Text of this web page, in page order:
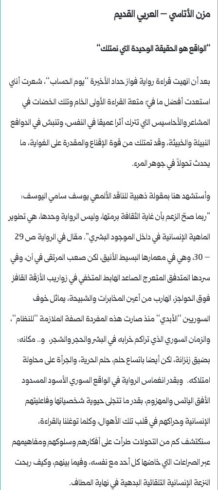
مزن الأتاسي – العربي القديم
‘‘الواقع هو الحقيقة الوحيدة التي نمتلك‘‘
بعد أن انهيت قراءة رواية فواز حداد الأخيرة ‘‘يوم الحساب‘‘، شعرت أنني
استعدت أفضل ما فيّ: متعة القراءة الأولى الخام وتلك الخضات في
المشاعر والأحاسيس التي تترك أثرا عميقا في النفس، وتنبش في الدوافع
النبيلة والخبيثة، وقد تمتلك من قوة الإقناع والمقدرة على الغواية، ما
يحدث تحولاً في جوهر المرء.
وأستشهد هنا بمقولة ذهبية للناقد الألمعي يوسف سامي اليوسف:
“ربما صحّ الزعم بأن غاية الثقافة برمتها، وليس الرواية وحدها، هي تطوير
الماهية الإنسانية في داخل الموجود البشري”. مقال في الرواية ص 29
– 30، وهي في معمارها البسيط الأنيق، لكن صعب المرتقى في آن، وفي
سردها المتدفق المتعرج الصاعد الهابط المتخفي في زواريب الأزقة القافز
فوق الحواجز، الهارب من أعين المخابرات والشبيحة، يماثل خوف
السوريين ‘‘الأبدي‘‘ منذ صارت هذه المفردة الصفة الملازمة ‘‘للنظام‘‘،
والزمان السوري الذي تراكم خرابه في البشر والحجر والشجر، و.. مكانه:
بضيق زنزانة، لكن أيضا باتساع حلم، حلم الحرية، والجرأة على محاولة
امتلاكه. وبقدر انغماس الرواية في الواقع السوري الأسود المسدود
الأفق اليائس والمهزوم، بقدر ما تتجلى حيوية شخصياتها وفاعليتهم
الإنسانية وحراكهم في قلب تلك الأهوال، وكلما توغلنا بالقراءة،
سنكتشف كم من التحولات طرأت على أفكارهم وسلوكهم ومفاهيمهم
عبر الصراعات التي خاضها كل أحد مع نفسه، وفيما بينهم، وكيف ربحت
النزعة الإنسانية التلقائية البدهية في نهاية المطاف.